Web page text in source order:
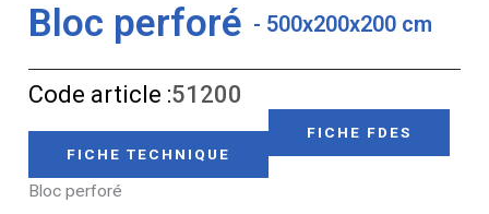
Bloc perforé - 500x200x200 cm
Code article :51200
FICHE TECHNIQUE
FICHE FDES
Bloc perforé